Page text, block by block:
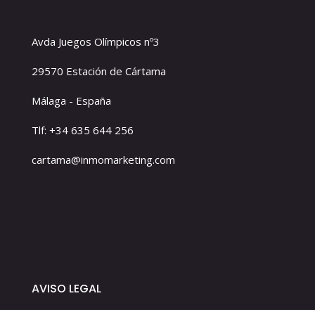
Avda Juegos Olímpicos nº3
29570 Estación de Cártama
Málaga - España
Tlf: +34 635 644 256
cartama@inmomarketing.com
AVISO LEGAL